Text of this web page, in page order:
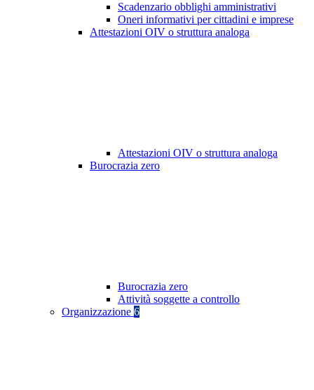
Scadenzario obblighi amministrativi
Oneri informativi per cittadini e imprese
Attestazioni OIV o struttura analoga
Attestazioni OIV o struttura analoga
Burocrazia zero
Burocrazia zero
Attività soggette a controllo
Organizzazione 6